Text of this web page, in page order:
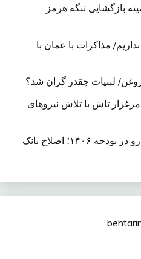
بازگشایی تنگه هرمز
مذاکرات با عمان با
مرغزار تاش با تلاش نیروهای
تسویه بدهی‌های صنعت دارو در بودجه ۱۴۰۶؛ اصلاح بانک